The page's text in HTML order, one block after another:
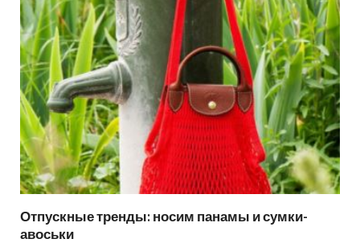
Отпускные тренды: носим панамы и сумки-
авоськи